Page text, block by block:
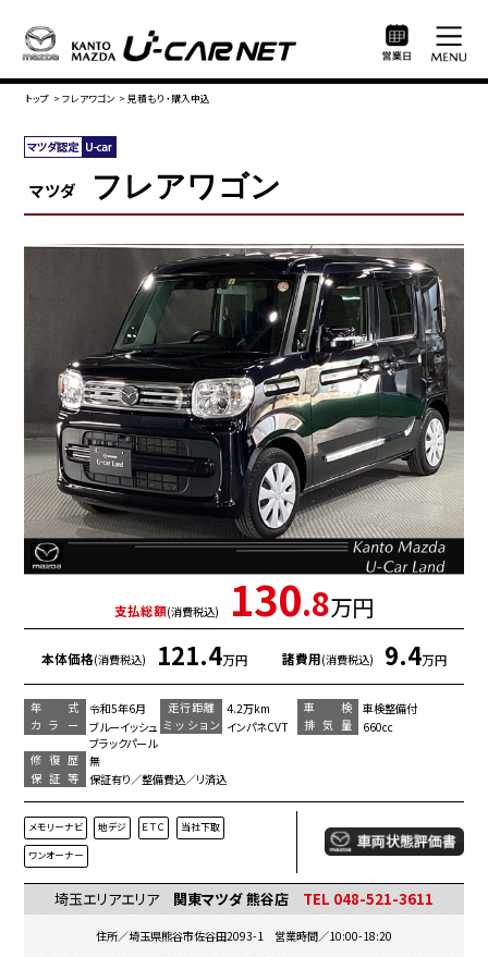
トップ > フレアワゴン > 見積もり・購入申込
マツダ フレアワゴン
支払総額(消費税込) 130.8万円
本体価格(消費税込) 121.4万円 諸費用(消費税込) 9.4万円
年 式 令和5年6月 走行距離 4.2万km 車 検
車検整備付
カラー
ブルーイッシュ
ブラックパール
ミッション インパネCVT 排気量
660cc
修復歴
無
保証等
保証有り／整備費込／リ済込
メモリーナビ 地デジ ＥＴＣ 当社下取
ワンオーナー
埼玉エリアエリア 関東マツダ 熊谷店 TEL 048-521-3611
住所／埼玉県熊谷市佐谷田2093-1 営業時間／10:00-18:20